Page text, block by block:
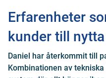
Erfarenheter
kunder till nytta
Daniel har återkommit till
Kombinationen av